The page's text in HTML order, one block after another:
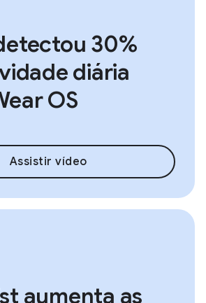
30%
diária
OS
Assistir vídeo
aumenta as